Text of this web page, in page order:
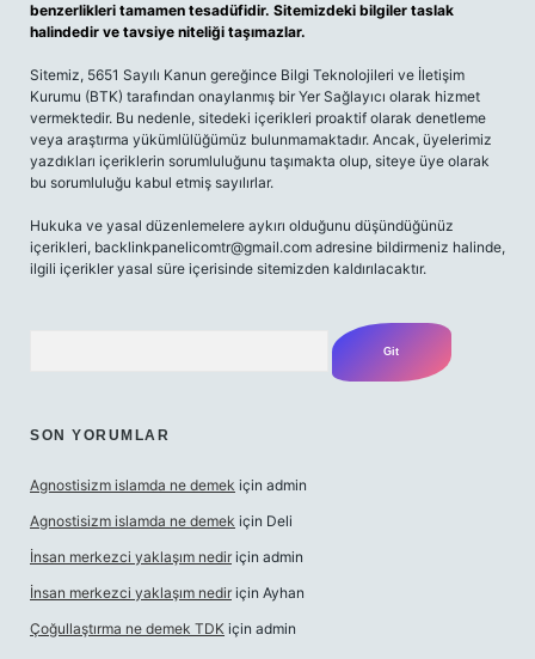
benzerlikleri tamamen tesadüfidir. Sitemizdeki bilgiler taslak
halindedir ve tavsiye niteliği taşımazlar.
Sitemiz, 5651 Sayılı Kanun gereğince Bilgi Teknolojileri ve İletişim
Kurumu (BTK) tarafından onaylanmış bir Yer Sağlayıcı olarak hizmet
vermektedir. Bu nedenle, sitedeki içerikleri proaktif olarak denetleme
veya araştırma yükümlülüğümüz bulunmamaktadır. Ancak, üyelerimiz
yazdıkları içeriklerin sorumluluğunu taşımakta olup, siteye üye olarak
bu sorumluluğu kabul etmiş sayılırlar.
Hukuka ve yasal düzenlemelere aykırı olduğunu düşündüğünüz
içerikleri, backlinkpanelicomtr@gmail.com adresine bildirmeniz halinde,
ilgili içerikler yasal süre içerisinde sitemizden kaldırılacaktır.
SON YORUMLAR
Agnostisizm islamda ne demek için admin
Agnostisizm islamda ne demek için Deli
İnsan merkezci yaklaşım nedir için admin
İnsan merkezci yaklaşım nedir için Ayhan
Çoğullaştırma ne demek TDK için admin